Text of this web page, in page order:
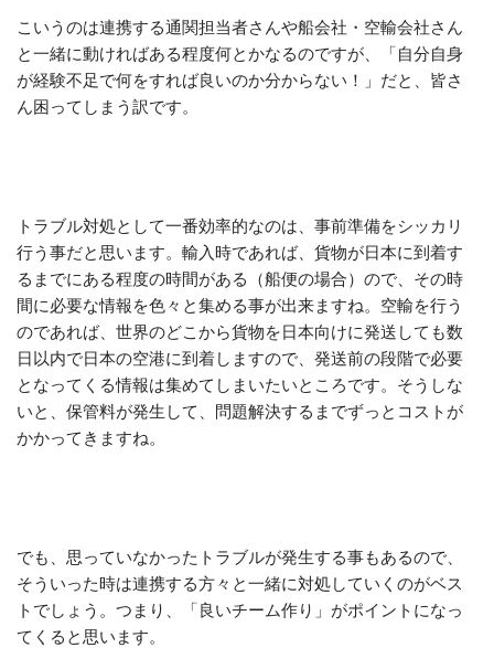
こいうのは連携する通関担当者さんや船会社・空輸会社さん
と一緒に動ければある程度何とかなるのですが、「自分自身
が経験不足で何をすれば良いのか分からない！」だと、皆さ
ん困ってしまう訳です。
トラブル対処として一番効率的なのは、事前準備をシッカリ
行う事だと思います。輸入時であれば、貨物が日本に到着す
るまでにある程度の時間がある（船便の場合）ので、その時
間に必要な情報を色々と集める事が出来ますね。空輸を行う
のであれば、世界のどこから貨物を日本向けに発送しても数
日以内で日本の空港に到着しますので、発送前の段階で必要
となってくる情報は集めてしまいたいところです。そうしな
いと、保管料が発生して、問題解決するまでずっとコストが
かかってきますね。
でも、思っていなかったトラブルが発生する事もあるので、
そういった時は連携する方々と一緒に対処していくのがベス
トでしょう。つまり、「良いチーム作り」がポイントになっ
てくると思います。